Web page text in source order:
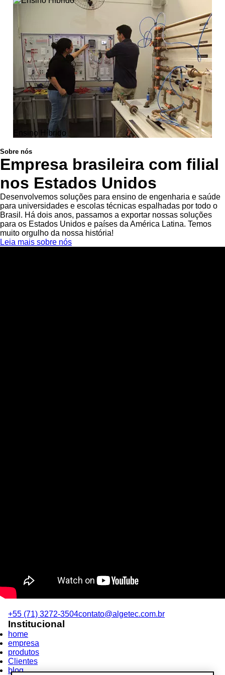
Ensino Híbrido
Sobre nós
Empresa brasileira com filial
nos Estados Unidos
Desenvolvemos soluções para ensino de engenharia e saúde
para universidades e escolas técnicas espalhadas por todo o
Brasil. Há dois anos, passamos a exportar nossas soluções
para os Estados Unidos e países da América Latina. Temos
muito orgulho da nossa história!
Leia mais sobre nós
+55 (71) 3272-3504contato@algetec.com.br
Institucional
home
empresa
produtos
Clientes
blog